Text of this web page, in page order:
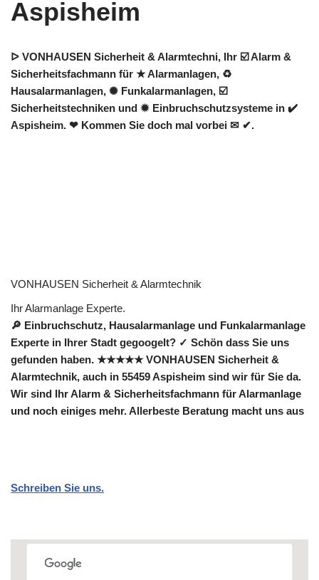
Aspisheim
ᐅ VONHAUSEN Sicherheit & Alarmtechni, Ihr ☑️ Alarm &
Sicherheitsfachmann für ★ Alarmanlagen, ♻
Hausalarmanlagen, ✺ Funkalarmanlagen, ☑️
Sicherheitstechniken und ✹ Einbruchschutzsysteme in ✔️
Aspisheim. ❤ Kommen Sie doch mal vorbei ✉ ✔.
VONHAUSEN Sicherheit & Alarmtechnik
Ihr Alarmanlage Experte.
🔎 Einbruchschutz, Hausalarmanlage und Funkalarmanlage
Experte in Ihrer Stadt gegoogelt? ✓ Schön dass Sie uns
gefunden haben. ★★★★★ VONHAUSEN Sicherheit &
Alarmtechnik, auch in 55459 Aspisheim sind wir für Sie da.
Wir sind Ihr Alarm & Sicherheitsfachmann für Alarmanlage
und noch einiges mehr. Allerbeste Beratung macht uns aus
Schreiben Sie uns.